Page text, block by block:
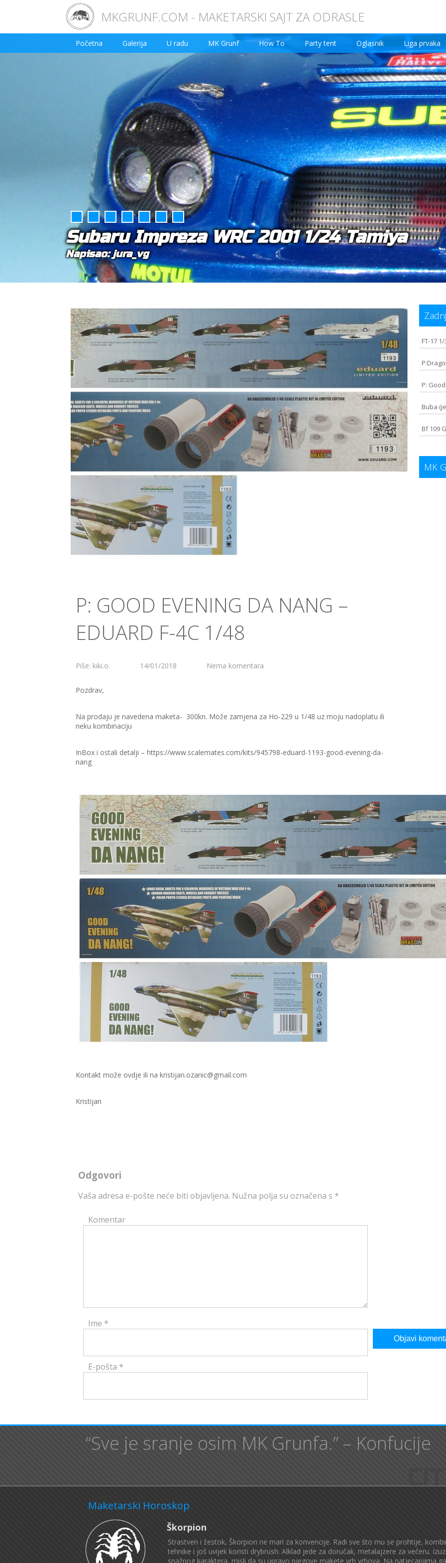
MKGRUNF.COM - MAKETARSKI SAJT ZA ODRASLE
Početna Galerija U radu MK Grunf How To Party tent Oglasnik Liga prvaka
Subaru Impreza WRC 2001 1/24 Tamiya
Napisao: jura_vg
P: GOOD EVENING DA NANG –
EDUARD F-4C 1/48
Piše: kiki.o. 14/01/2018 Nema komentara
Pozdrav,
Na prodaju je navedena maketa- 300kn. Može zamjena za Ho-229 u 1/48 uz moju nadoplatu ili
neku kombinaciju
InBox i ostali detalji – https://www.scalemates.com/kits/945798-eduard-1193-good-evening-da-
nang
Kontakt može ovdje ili na kristijan.ozanic@gmail.com
Kristijan
FT-17
P:
Buba
Bf 109
MK
Odgovori
Vaša adresa e-pošte neće biti objavljena. Nužna polja su označena s *
Komentar
Ime *
E-pošta *
“Sve je sranje osim MK Grunfa.” – Konfucije
Maketarski Horoskop
Škorpion
Strastven i žestok, Škorpion ne mari za konvencije. Radi sve što mu se prohtije,
tehnike i još uvijek koristi drybrush. Alklad jede za doručak, metalajzere za večeru.
snažnog karaktera, misli da su upravo njegove makete vrh vrhova. Na natjecanjima